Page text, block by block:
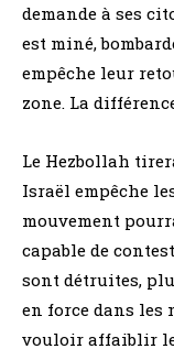
demande à ses
est miné,
empêche leur
zone. La
Le Hezbollah
Israël empêche
mouvement
capable de
sont détruites,
en force dans les
vouloir affaiblir